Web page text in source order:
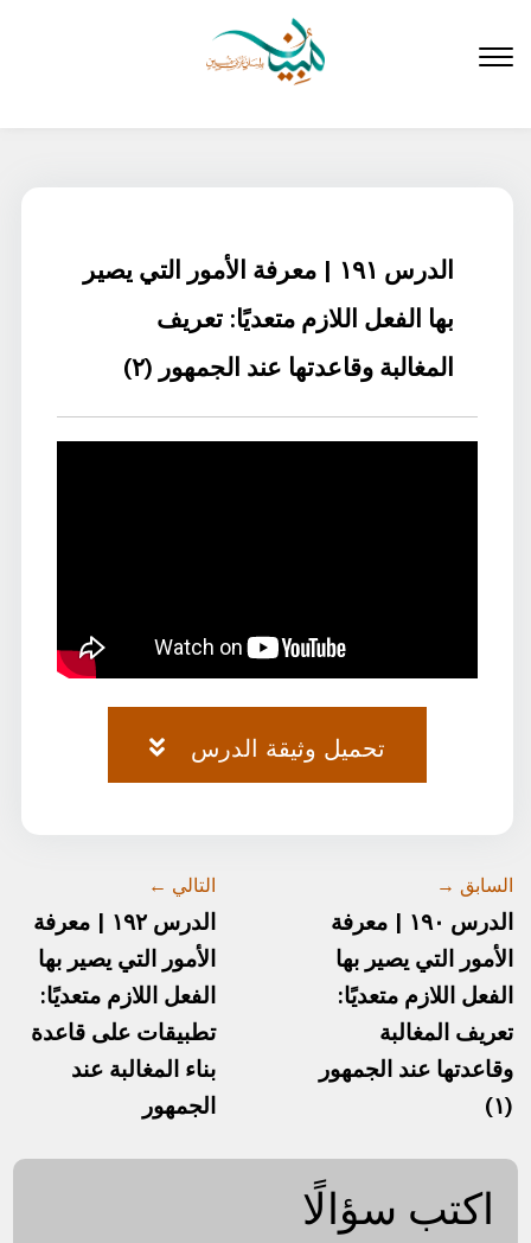
المحتوى
الدرس ١٩١ | معرفة الأمور التي يصير
بها الفعل اللازم متعديًا: تعريف
المغالبة وقاعدتها عند الجمهور (٢)
تحميل وثيقة الدرس
السابق →
الدرس ١٩٠ | معرفة
الأمور التي يصير بها
الفعل اللازم متعديًا:
تعريف المغالبة
وقاعدتها عند الجمهور
(١)
التالي ←
الدرس ١٩٢ | معرفة
الأمور التي يصير بها
الفعل اللازم متعديًا:
تطبيقات على قاعدة
بناء المغالبة عند
الجمهور
اكتب سؤالًا